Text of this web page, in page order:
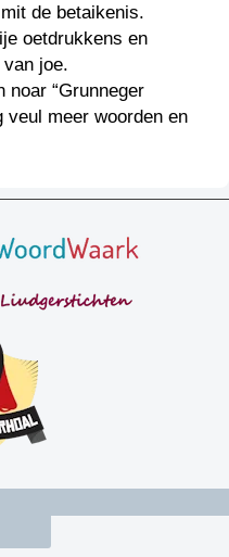
de betaikenis.
oetdrukkens en
joe.
noar “Grunneger
veul meer woorden en